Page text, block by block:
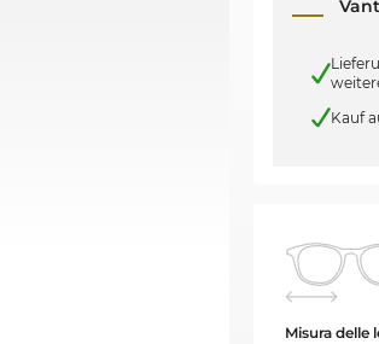
Kauf
Misura delle